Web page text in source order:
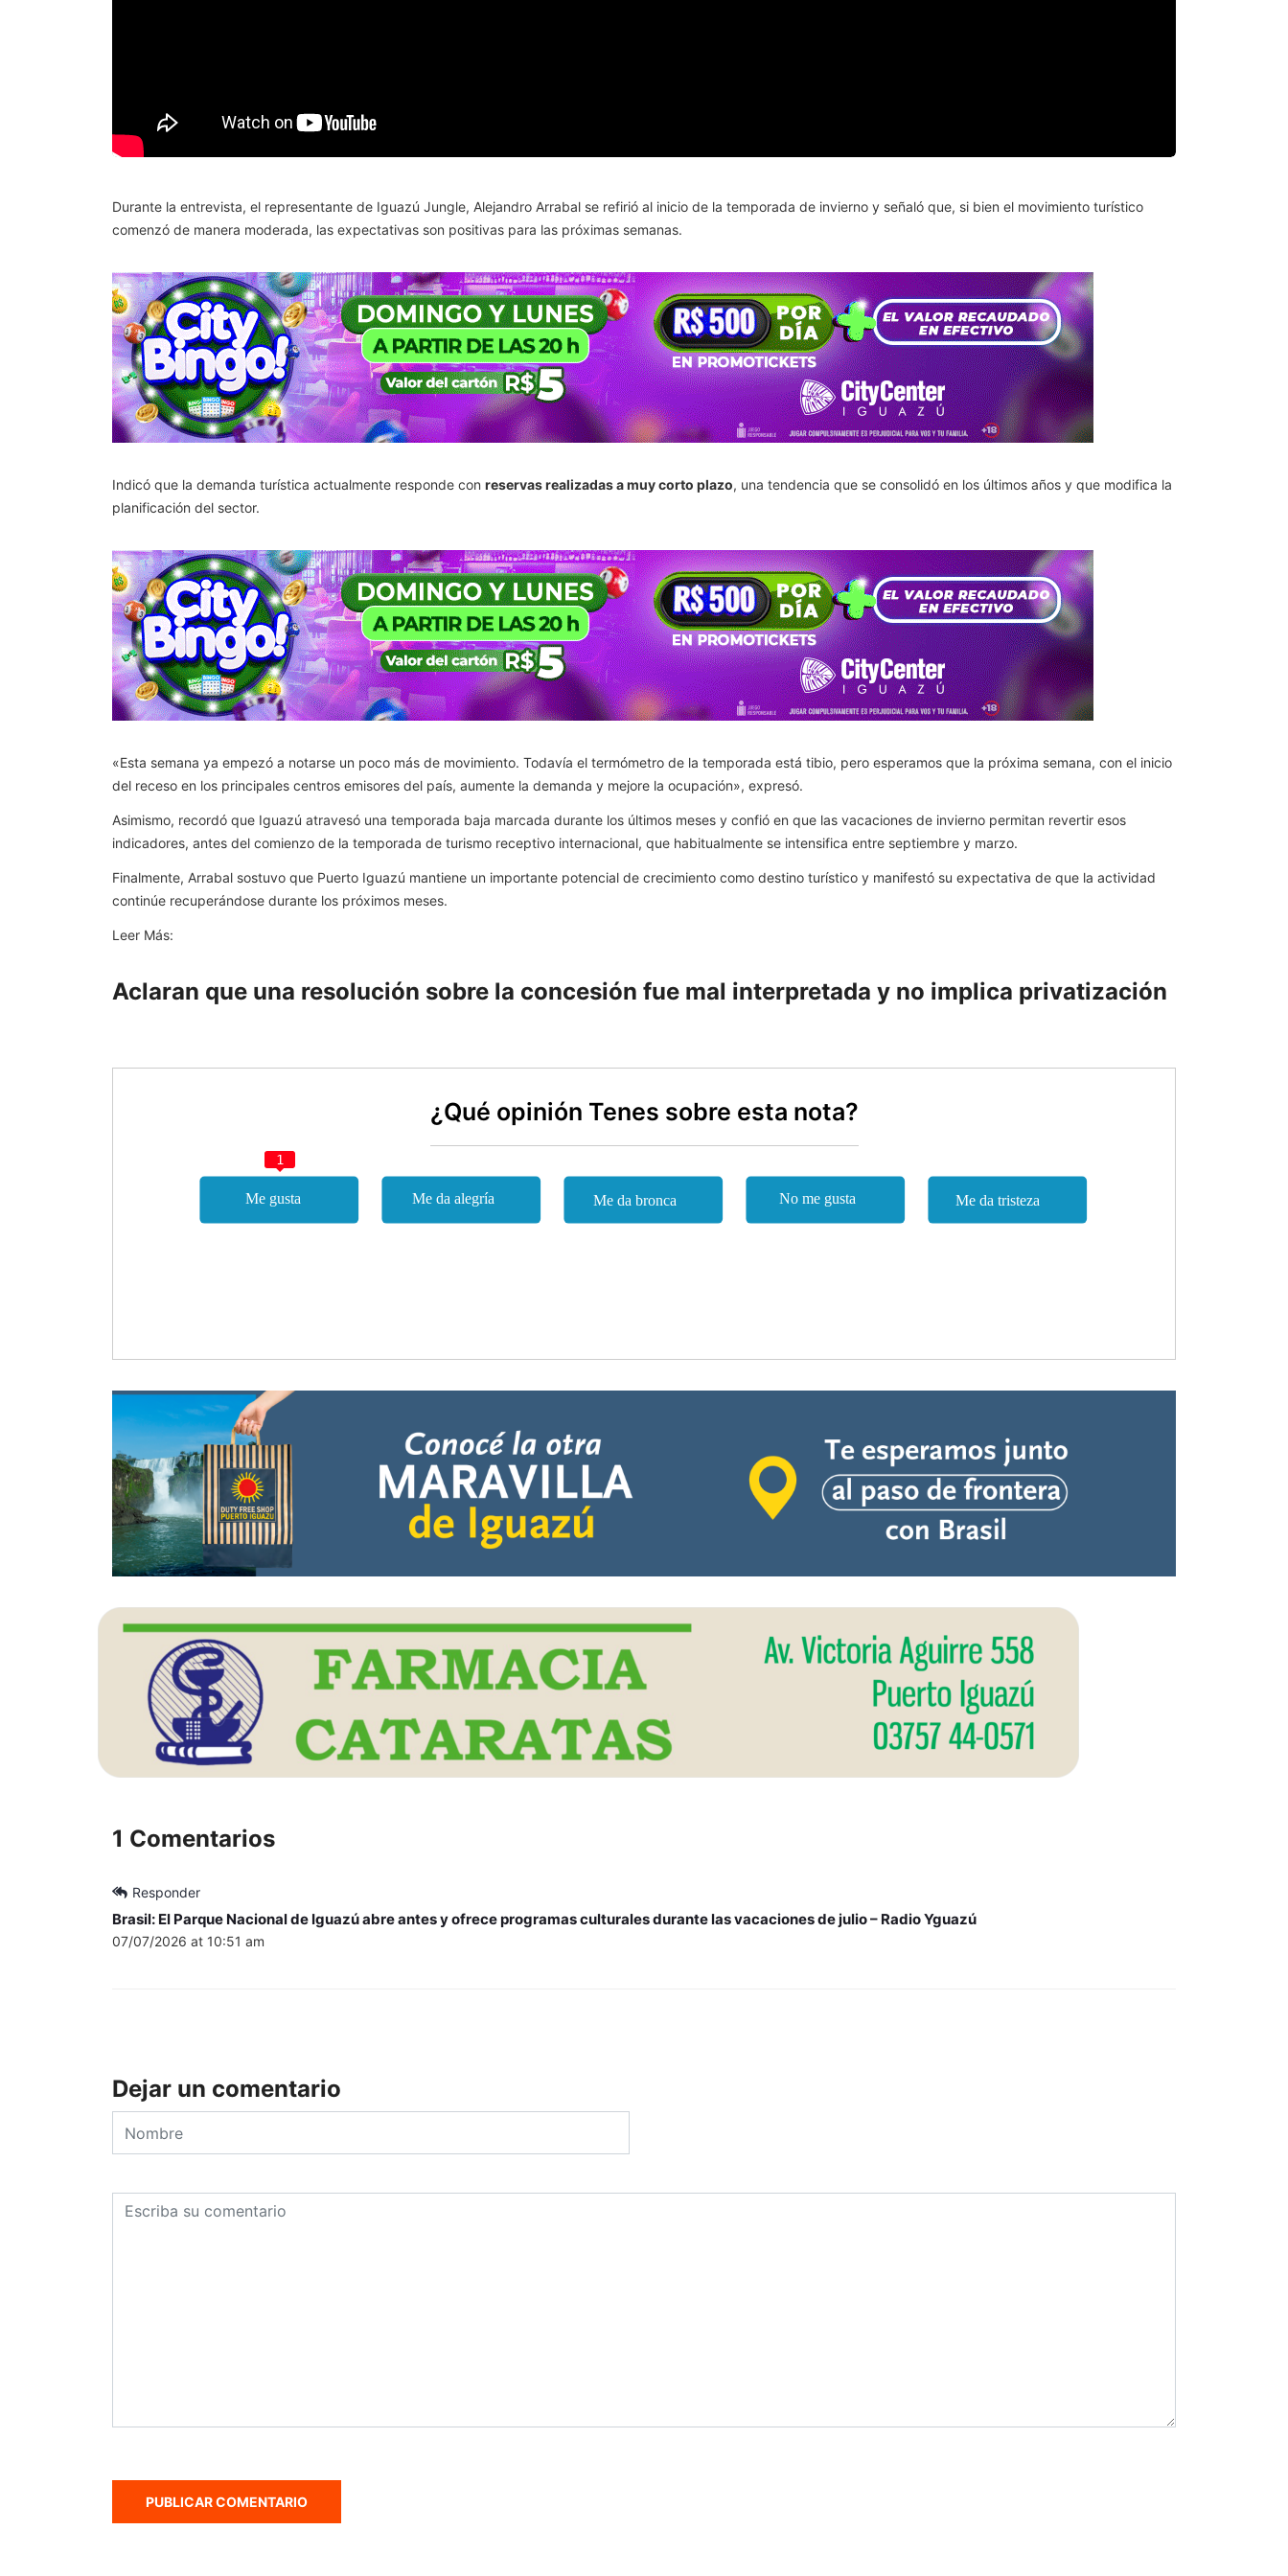
Durante la entrevista, el representante de Iguazú Jungle, Alejandro Arrabal se refirió al inicio de la temporada de invierno y señaló que, si bien el movimiento turístico
comenzó de manera moderada, las expectativas son positivas para las próximas semanas.
Indicó que la demanda turística actualmente responde con reservas realizadas a muy corto plazo, una tendencia que se consolidó en los últimos años y que modifica la
planificación del sector.
«Esta semana ya empezó a notarse un poco más de movimiento. Todavía el termómetro de la temporada está tibio, pero esperamos que la próxima semana, con el inicio
del receso en los principales centros emisores del país, aumente la demanda y mejore la ocupación», expresó.
Asimismo, recordó que Iguazú atravesó una temporada baja marcada durante los últimos meses y confió en que las vacaciones de invierno permitan revertir esos
indicadores, antes del comienzo de la temporada de turismo receptivo internacional, que habitualmente se intensifica entre septiembre y marzo.
Finalmente, Arrabal sostuvo que Puerto Iguazú mantiene un importante potencial de crecimiento como destino turístico y manifestó su expectativa de que la actividad
continúe recuperándose durante los próximos meses.
Leer Más:
Aclaran que una resolución sobre la concesión fue mal interpretada y no implica privatización
¿Qué opinión Tenes sobre esta nota?
1
1 Comentarios
Responder
Brasil: El Parque Nacional de Iguazú abre antes y ofrece programas culturales durante las vacaciones de julio – Radio Yguazú
07/07/2026 at 10:51 am
Dejar un comentario